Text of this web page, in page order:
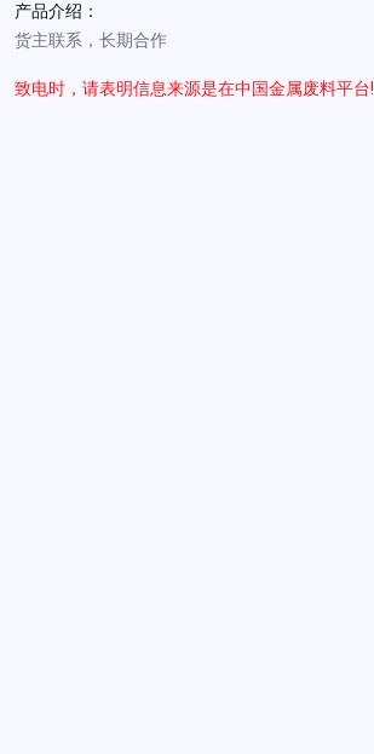
产品介绍：
货主联系，长期合作
致电时，请表明信息来源是在中国金属废料平台!